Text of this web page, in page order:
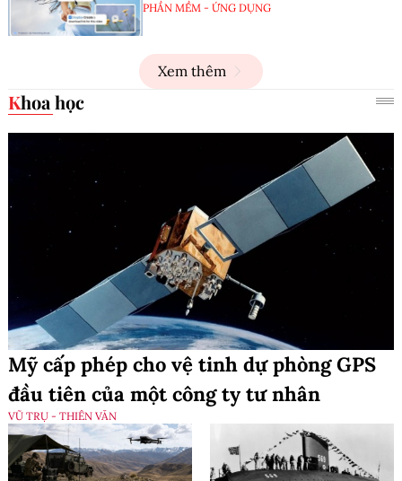
PHẦN MỀM - ỨNG DỤNG
Xem thêm
Khoa học
Mỹ cấp phép cho vệ tinh dự phòng GPS
đầu tiên của một công ty tư nhân
VŨ TRỤ - THIÊN VĂN